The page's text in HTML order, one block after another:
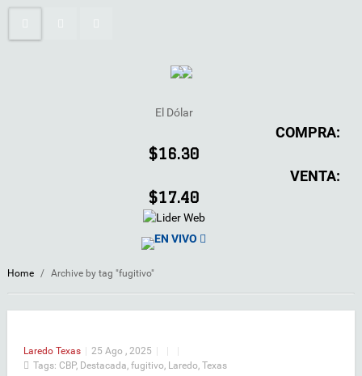
El Dólar
COMPRA:
$16.30
VENTA:
$17.40
EN VIVO
Home / Archive by tag "fugitivo"
Laredo Texas | 25 Ago , 2025 | |
|
Tags: CBP, Destacada fugitivo Laredo Texas